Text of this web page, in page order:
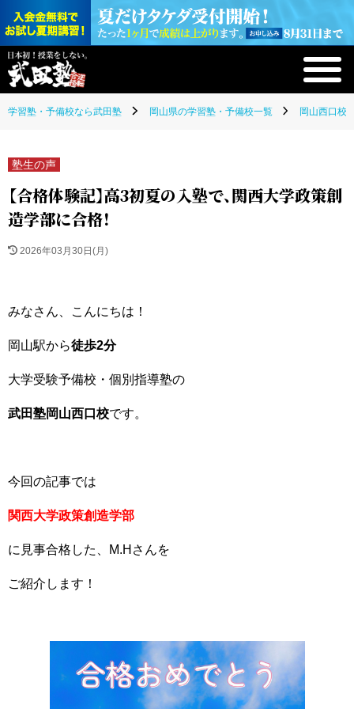
学習塾・予備校なら武田塾 岡山県の学習塾・予備校一覧 岡山西口校(
塾生の声
【合格体験記】高3初夏の入塾で、関西大学政策創
造学部に合格！
2026年03月30日(月)
みなさん、こんにちは！
岡山駅から徒歩2分
大学受験予備校・個別指導塾の
武田塾岡山西口校です。
今回の記事では
関西大学政策創造学部
に見事合格した、M.Hさんを
ご紹介します！